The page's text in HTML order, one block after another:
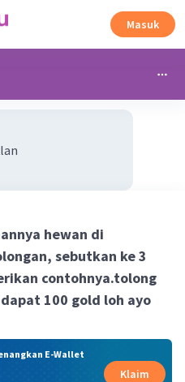
Masuk
hewan di
sebutkan ke 3
contohnya.tolong
dapat 100 gold loh ayo
E-Wallet
Klaim